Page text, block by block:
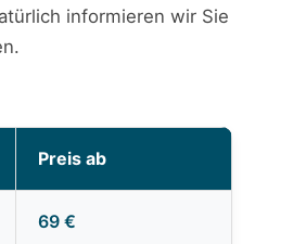
informieren wir Sie
Preis ab
69 €